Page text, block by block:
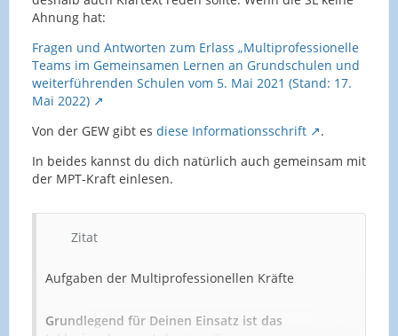
Ahnung hat:
Fragen und Antworten zum Erlass „Multiprofessionelle
Teams im Gemeinsamen Lernen an Grundschulen und
weiterführenden Schulen vom 5. Mai 2021 (Stand: 17.
Mai 2022)
Von der GEW gibt es diese Informationsschrift
.
In beides kannst du dich natürlich auch gemeinsam mit
der MPT-Kraft einlesen.
Zitat
Aufgaben der Multiprofessionellen Kräfte
Grundlegend für Deinen Einsatz ist das